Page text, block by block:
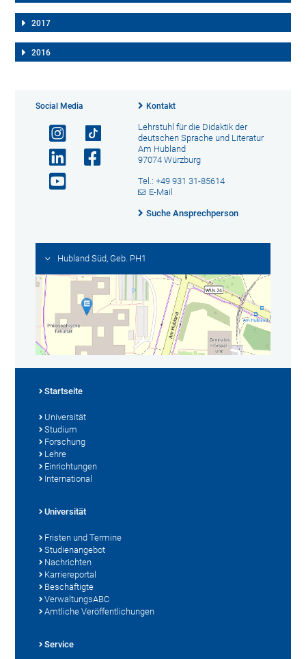
2017
2016
Social Media Kontakt
Lehrstuhl für die Didaktik der
deutschen Sprache und Literatur
Am Hubland
97074 Würzburg
Tel.: +49 931 31-85614
E-Mail
Suche Ansprechperson
Hubland Süd, Geb. PH1
Startseite
Universität
Studium
Forschung
Lehre
Einrichtungen
International
Universität
Fristen und Termine
Studienangebot
Nachrichten
Karriereportal
Beschäftigte
VerwaltungsABC
Amtliche Veröffentlichungen
Service